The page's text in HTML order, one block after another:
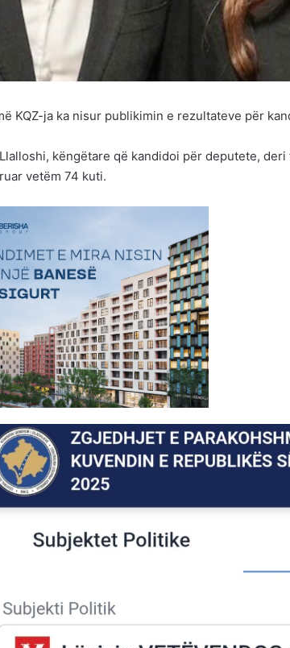
KQZ-ja ka nisur publikimin e rezultateve për
këngëtare që kandidoi për deputete,
vetëm 74 kuti.